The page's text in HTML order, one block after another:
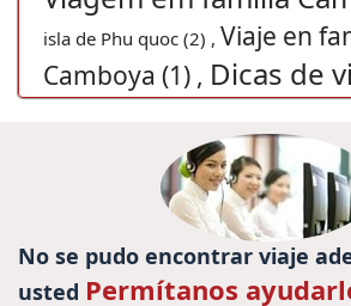
isla de Phu quoc (2) , Viaje en
Camboya (1) , Dicas de
Pacote de viagem para
familiar en Vietnam (1) ,Baia Ha Long,
Vietnam, Viagem vietnam, visitar
Excursões
, Tran Quoc (1) ,testting (1) , Portulgal Euro
No se pudo encontrar viaje
usted Permítanos